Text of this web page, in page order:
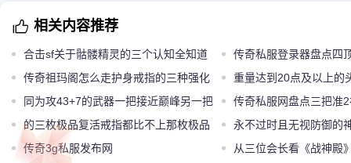
相关内容推荐
合击sf关于骷髅精灵的三个认知全知道
的绝对是老司机
传奇私服登录器盘点四
也只有法神头盔比较正常
传奇祖玛阁怎么走护身戒指的三种强化
形态两种功效强大一种纯加属性
重量达到20点及以上的
两顶已绝版
同为攻43+7的武器一把接近巅峰另一把
还能提升
传奇私服网盘点三把准
品属性一把自带属性超强
的三枚极品复活戒指都比不上那枚极品
复活戒指
永不过时且无视防御的
传奇3g私服发布网
从三位会长看《战神殿